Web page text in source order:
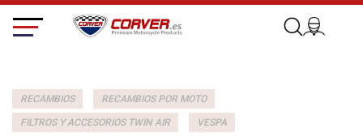
RECAMBIOS RECAMBIOS POR MOTO
FILTROS Y ACCESORIOS TWIN AIR VESPA